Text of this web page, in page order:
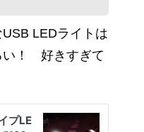
LEDライトは
い！ 好きすぎて